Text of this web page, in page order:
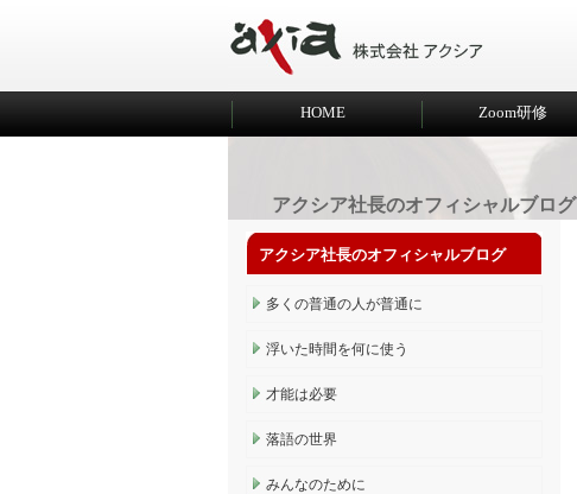
HOME Zoom研修
アクシア社長のオフィシャルブログ
アクシア社長のオフィシャルブログ
多くの普通の人が普通に
浮いた時間を何に使う
才能は必要
落語の世界
みんなのために